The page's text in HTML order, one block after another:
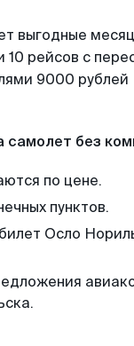
выгодные
рейсов с
9000 рублей
самолет без
по цене.
пунктов.
Осло